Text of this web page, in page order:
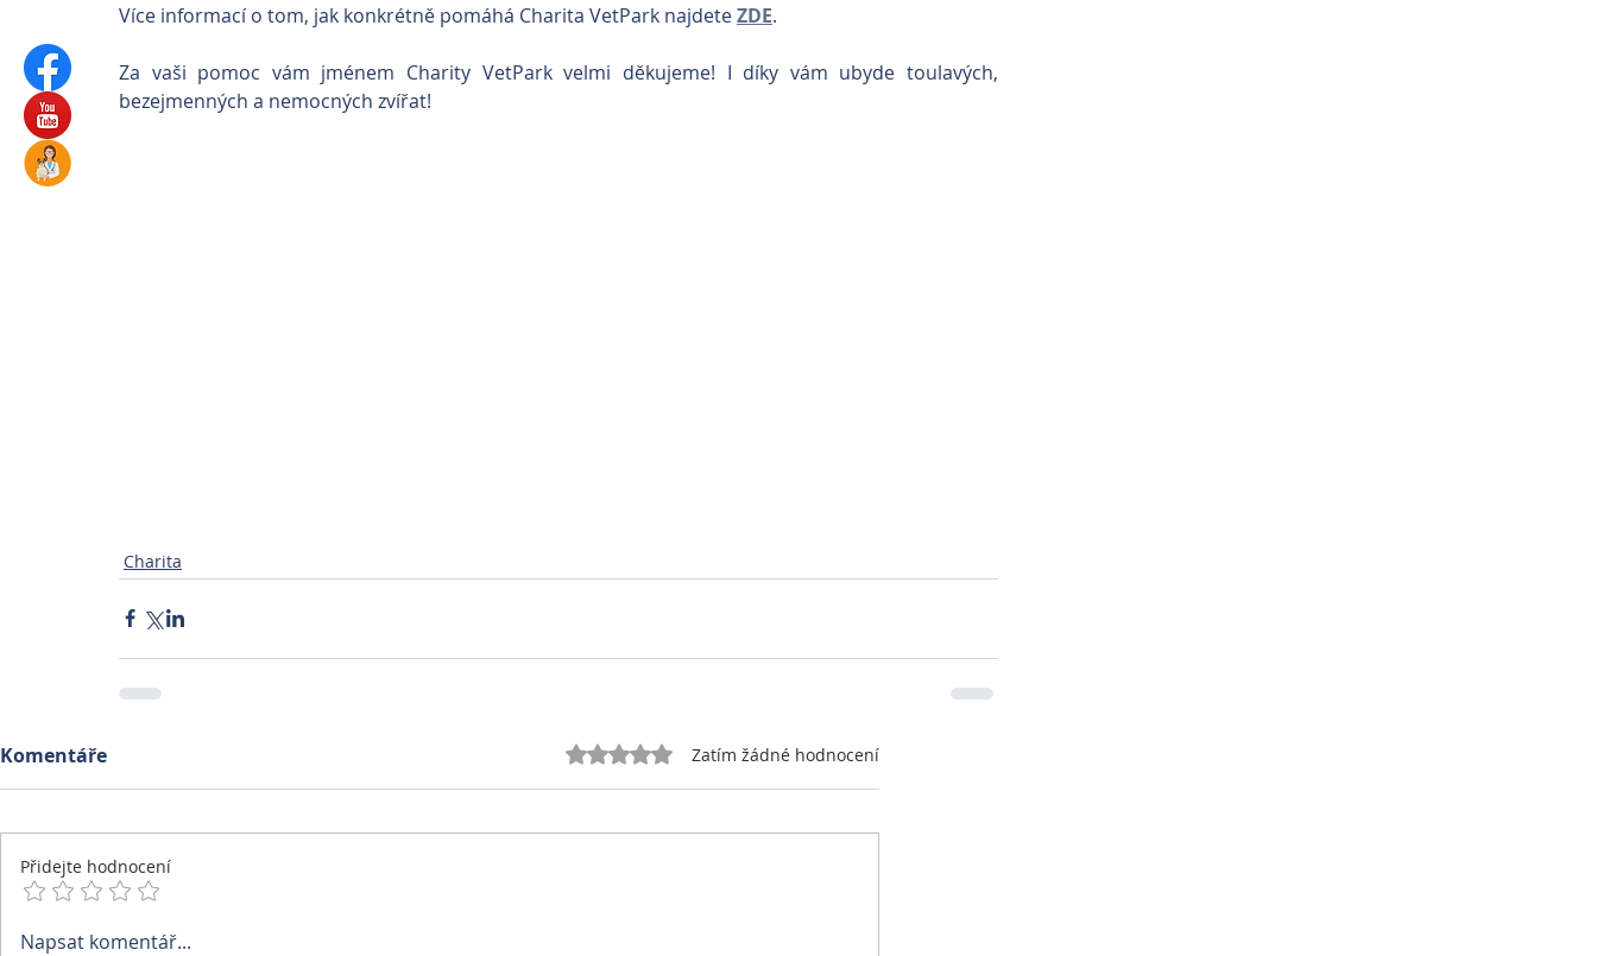
Více informací o tom, jak konkrétně pomáhá Charita VetPark najdete ZDE.
Za vaši pomoc vám jménem Charity VetPark velmi děkujeme! I díky vám ubyde toulavých,
bezejmenných a nemocných zvířat!
Charita
Komentáře Hodnoceno 0 z 5 hvězdiček.
Zatím žádné hodnocení
Přidejte hodnocení
Napsat komentář...